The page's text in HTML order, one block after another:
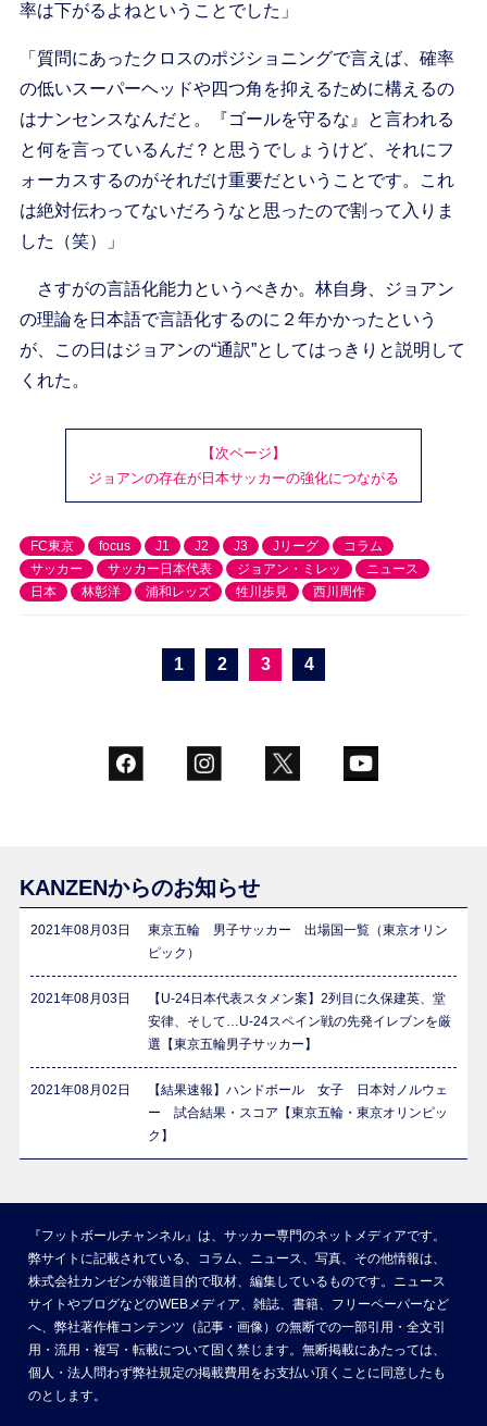
率は下がるよねということでした」
「質問にあったクロスのポジショニングで言えば、確率
の低いスーパーヘッドや四つ角を抑えるために構えるの
はナンセンスなんだと。『ゴールを守るな』と言われる
と何を言っているんだ？と思うでしょうけど、それにフ
ォーカスするのがそれだけ重要だということです。これ
は絶対伝わってないだろうなと思ったので割って入りま
した（笑）」
さすがの言語化能力というべきか。林自身、ジョアン
の理論を日本語で言語化するのに２年かかったという
が、この日はジョアンの“通訳”としてはっきりと説明して
くれた。
【次ページ】
ジョアンの存在が日本サッカーの強化につながる
FC東京 focus J1 J2 J3 Jリーグ
コラム
サッカー
サッカー日本代表 ジョアン・ミレッ
ニュース
日本
林彰洋 浦和レッズ 牲川歩見 西川周作
1 2 3 4
KANZENからのお知らせ
2021年08月03日
東京五輪 男子サッカー 出場国一覧（東京オリン
ピック）
2021年08月03日
【U-24日本代表スタメン案】2列目に久保建英、堂
安律、そして…U-24スペイン戦の先発イレブンを厳
選【東京五輪男子サッカー】
2021年08月02日
【結果速報】ハンドボール 女子 日本対ノルウェ
ー 試合結果・スコア【東京五輪・東京オリンピッ
ク】
『フットボールチャンネル』は、サッカー専門のネットメディアです。
弊サイトに記載されている、コラム、ニュース、写真、その他情報は、
株式会社カンゼンが報道目的で取材、編集しているものです。ニュース
サイトやブログなどのWEBメディア、雑誌、書籍、フリーペーパーなど
へ、弊社著作権コンテンツ（記事・画像）の無断での一部引用・全文引
用・流用・複写・転載について固く禁じます。無断掲載にあたっては、
個人・法人問わず弊社規定の掲載費用をお支払い頂くことに同意したも
のとします。